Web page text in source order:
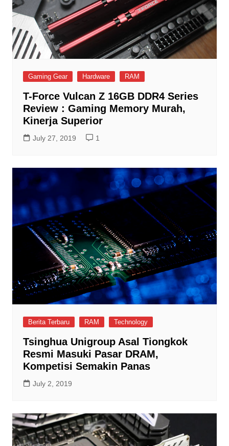
Gaming Gear Hardware RAM
T-Force Vulcan Z 16GB DDR4 Series
Review : Gaming Memory Murah,
Kinerja Superior
July 27, 2019 1
Berita Terbaru RAM Technology
Tsinghua Unigroup Asal Tiongkok
Resmi Masuki Pasar DRAM,
Kompetisi Semakin Panas
July 2, 2019